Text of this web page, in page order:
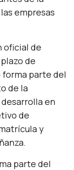
empresas
oficial de
de
forma parte del
de la
en
de
y
parte del